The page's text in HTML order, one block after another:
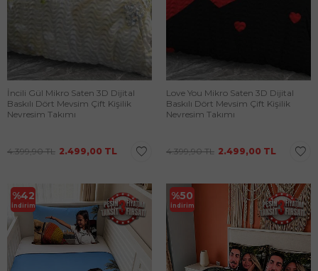
İncili Gül Mikro Saten 3D Dijital
Baskılı Dört Mevsim Çift Kişilik
Nevresim Takımı
4.399,90TL 2.499,00 TL
Love You Mikro Saten 3D Dijital
Baskılı Dört Mevsim Çift Kişilik
Nevresim Takımı
4.399,90TL 2.499,00 TL
%42
İndirim
%50
İndirim